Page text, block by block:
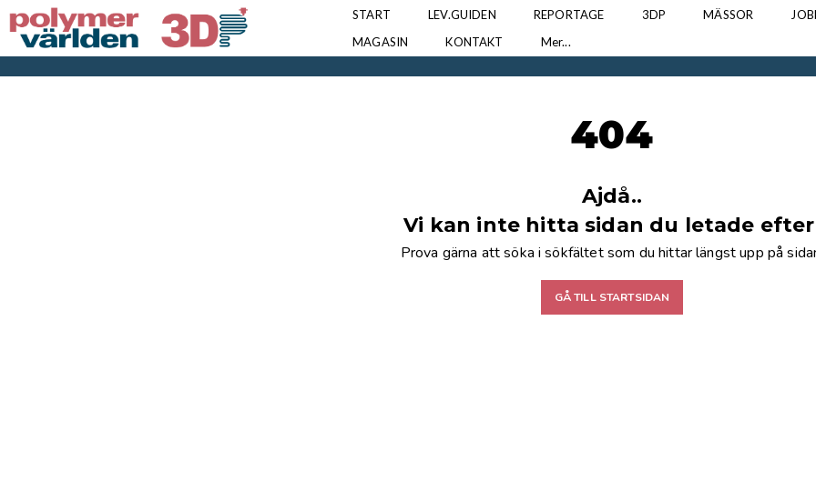
START LEV.GUIDEN REPORTAGE 3DP MÄSSOR
MAGASIN
KONTAKT Mer...
404
Ajdå..
Vi kan inte hitta sidan du letade
Prova gärna att söka i sökfältet som du hittar längst upp på
GÅ TILL STARTSIDAN